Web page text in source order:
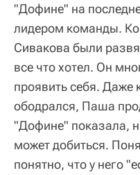
"Дофине" на
лидером команды.
Сивакова были
все что хотел. Он
проявить себя. Даже
ободрался, Паша
"Дофине" показала,
может добиться.
понятно, что у него